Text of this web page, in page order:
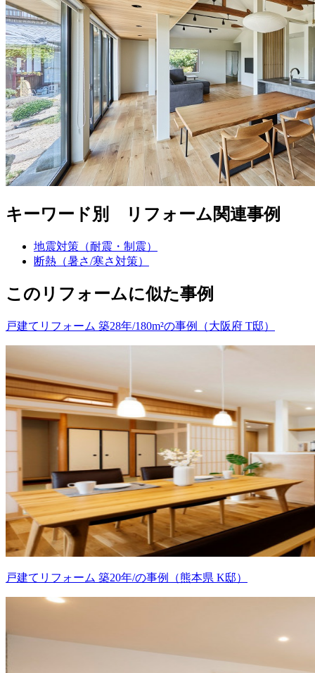
キーワード別 リフォーム関連事例
地震対策（耐震・制震）
断熱（暑さ/寒さ対策）
このリフォームに似た事例
戸建てリフォーム 築28年/180m²の事例（大阪府 T邸）
戸建てリフォーム 築20年/の事例（熊本県 K邸）